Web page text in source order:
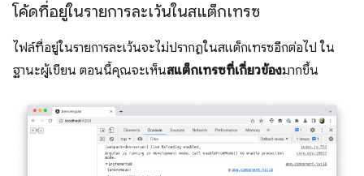
โค้ดที่อยู่ในรายการละเว้นในสแต็กเทรซ
ไฟล์ที่อยู่ในรายการละเว้นจะไม่ปรากฏในสแต็กเทรซอีกต่อไป ใน
ฐานะผู้เขียน ตอนนี้คุณจะเห็นสแต็กเทรซที่เกี่ยวข้องมากขึ้น